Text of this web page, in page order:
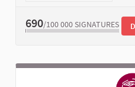
690/100 000 SIGNATURES